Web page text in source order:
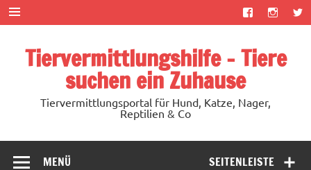
Zum
Inhalt
springen
Tiervermittlungshilfe – Tiere
suchen ein Zuhause
Tiervermittlungsportal für Hund, Katze, Nager,
Reptilien & Co
SEITENLEISTE
MENÜ